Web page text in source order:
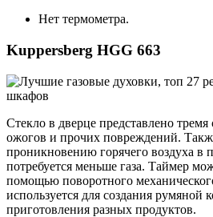
Нет термометра.
Kuppersberg HGG 663
Стекло в дверце представлено
ожогов и прочих повреждений.
проникновению горячего воздуха в
потребуется меньше газа. Таймер
помощью поворотного
используется для создания румяной
приготовления разных продуктов.